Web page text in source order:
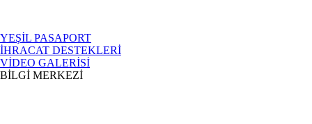
YEŞİL PASAPORT
İHRACAT DESTEKLERİ
VİDEO GALERİSİ
BİLGİ MERKEZİ